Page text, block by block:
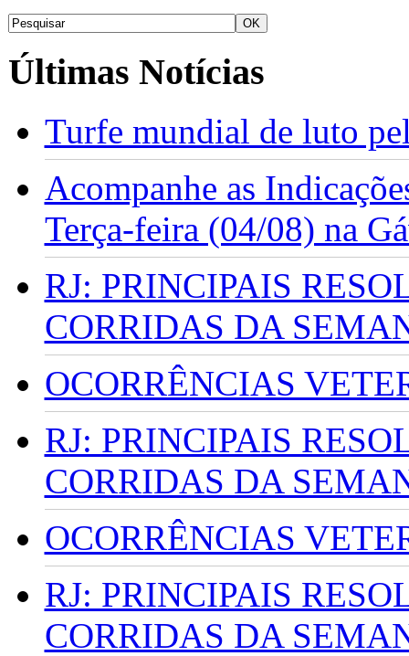
Últimas Notícias
Turfe mundial de luto
Acompanhe as
Terça-feira (04/08) na
RJ: PRINCIPAIS
CORRIDAS DA
OCORRÊNCIAS
RJ: PRINCIPAIS
CORRIDAS DA
OCORRÊNCIAS
RJ: PRINCIPAIS
CORRIDAS DA